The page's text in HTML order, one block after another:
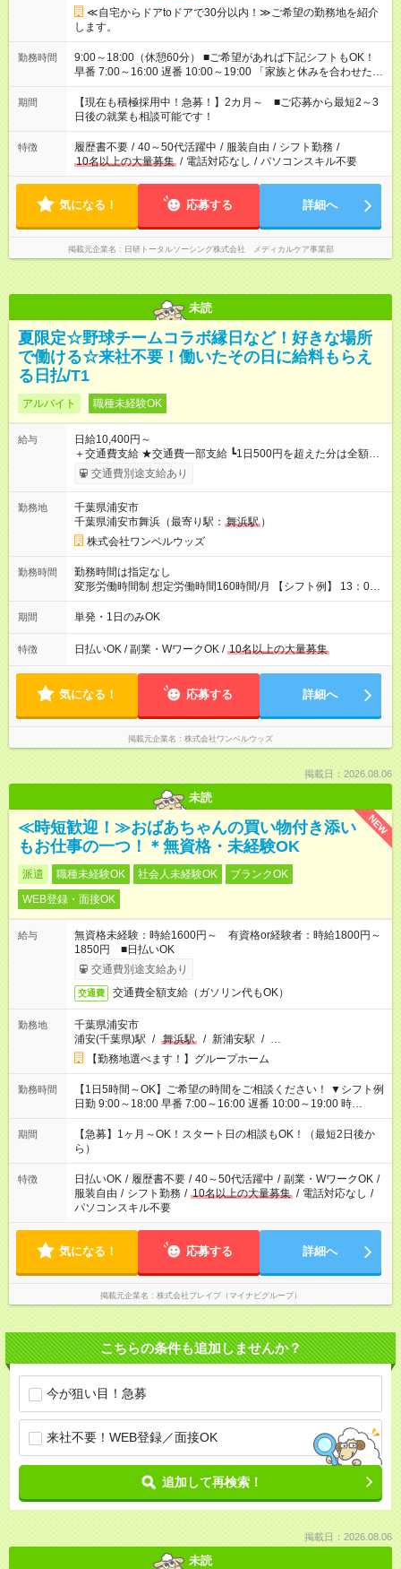
≪自宅からドアtoドアで30分以内！≫ご希望の勤務地を紹介
します。
勤務時間
9:00～18:00（休憩60分） ■ご希望があれば下記シフトもOK！
早番 7:00～16:00 遅番 10:00～19:00 「家族と休みを合わせた
い」 「余裕を持って夕飯の準備がしたい」 「できれば残業はし
たくない」 など、ご希望を教えてくださいね。 ※Wワーク希望
の方へ 今ご覧のお仕事で希望する勤務時間と、もう1つのお仕事
の勤務時間。 合計で週40時間を超える場合は応募できません。
期間
【現在も積極採用中！急募！】2カ月～ ■ご応募から最短2～3
日後の就業も相談可能です！
特徴 履歴書不要 / 40～50代活躍中 / 服装自由 / シフト勤務 /
10名以上の大量募集 / 電話対応なし / パソコンスキル不要
気になる！ 応募する 詳細へ
掲載元企業名 日研トータルソーシング株式会社 メディカルケア事業部
未読
夏限定☆野球チームコラボ縁日など！好きな場所
で働ける☆来社不要！働いたその日に給料もらえ
る日払/T1
アルバイト 職種未経験OK
給与
日給10,400円～
＋交通費支給 ★交通費一部支給 ┗1日500円を超えた分は全額支
給！ ※往復500円以内の方は自己負担となります ★日払いOK！
（規定あり） ┗働いたその日に現金GET♪ お仕事後はコンビニ
なし
交通費別途支給あり
勤務地
千葉県浦安市
千葉県浦安市舞浜（最寄り駅： 舞浜駅 ）
株式会社ワンベルウッズ
勤務時間
勤務時間は指定なし
変形労働時間制 想定労働時間160時間/月 【シフト例】 13：00
～22：00
期間 単発・1日のみOK
特徴 日払いOK / 副業・WワークOK / 10名以上の大量募集
気になる！ 応募する 詳細へ
掲載元企業名 株式会社ワンベルウッズ
掲載日：2026.08.06
未読
NEW
≪時短歓迎！≫おばあちゃんの買い物付き添い
もお仕事の一つ！＊無資格・未経験OK
派遣 職種未経験OK 社会人未経験OK
ブランクOK
WEB登録・面接OK
給与
無資格未経験：時給1600円～ 有資格or経験者：時給1800円～
1850円 ■日払いOK
交通費別途支給あり
交通費 交通費全額支給（ガソリン代もOK）
勤務地
千葉県浦安市
浦安(千葉県)駅 / 舞浜駅 / 新浦安駅 / …
【勤務地選べます！】グループホーム
勤務時間
【1日5時間～OK】ご希望の時間をご相談ください！ ▼シフト例
日勤 9:00～18:00 早番 7:00～16:00 遅番 10:00～19:00 時
短 10:00～15:00 上記はあくまで一例です。 「夕方までには帰宅
しておきたい」 「朝はゆっくりのスタートがいい」 「お昼の時
間を有効に使いたい」 など、ご希望があれば教えてください
ね。
期間
【急募】1ヶ月～OK！スタート日の相談もOK！（最短2日後か
ら）
特徴 日払いOK / 履歴書不要 / 40～50代活躍中 / 副業・WワークOK /
服装自由 / シフト勤務 / 10名以上の大量募集 / 電話対応なし /
パソコンスキル不要
気になる！ 応募する 詳細へ
掲載元企業名 株式会社ブレイブ（マイナビグループ）
こちらの条件も追加しませんか？
今が狙い目！急募
来社不要！WEB登録／面接OK
追加して再検索！
掲載日：2026.08.06
未読